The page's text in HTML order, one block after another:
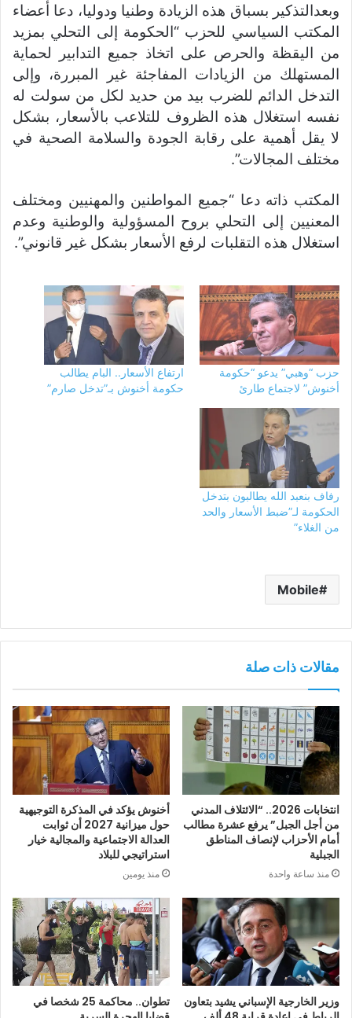
وبعدالتذكير بسباق هذه الزيادة وطنيا ودوليا، دعا أعضاء
المكتب السياسي للحزب “الحكومة إلى التحلي بمزيد
من اليقظة والحرص على اتخاذ جميع التدابير لحماية
المستهلك من الزيادات المفاجئة غير المبررة، وإلى
التدخل الدائم للضرب بيد من حديد لكل من سولت له
نفسه استغلال هذه الظروف للتلاعب بالأسعار، بشكل
لا يقل أهمية على رقابة الجودة والسلامة الصحية في
مختلف المجالات”.
المكتب ذاته دعا “جميع المواطنين والمهنيين ومختلف
المعنيين إلى التحلي بروح المسؤولية والوطنية وعدم
استغلال هذه التقلبات لرفع الأسعار بشكل غير قانوني”.
حزب “وهبي” يدعو “حكومة
أخنوش” لاجتماع طارئ
ارتفاع الأسعار.. البام يطالب
حكومة أخنوش بـ”تدخل صارم”
رفاف بنعبد الله يطالبون بتدخل
الحكومة لـ”ضبط الأسعار والحد
من الغلاء”
Mobile
مقالات ذات صلة
انتخابات 2026.. “الائتلاف المدني
من أجل الجبل” يرفع عشرة مطالب
أمام الأحزاب لإنصاف المناطق
الجبلية
منذ ساعة واحدة
أخنوش يؤكد في المذكرة التوجيهية
حول ميزانية 2027 أن ثوابت
العدالة الاجتماعية والمجالية خيار
استراتيجي للبلاد
منذ يومين
وزير الخارجية الإسباني يشيد بتعاون
تطوان.. محاكمة 25 شخصا في